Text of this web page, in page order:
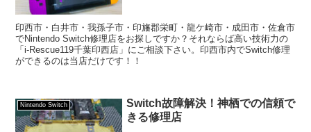
印西市・白井市・我孫子市・印旛郡栄町・龍ケ崎市・成田市・佐倉市
でNintendo Switch修理店をお探しですか？それならば高い技術力の
「i-Rescue119千葉印西店」にご相談下さい。印西市内でSwitch修理
ができるのは当店だけです！！
Nintendo Switch
Switch故障解決！神栖での信頼で
きる修理店